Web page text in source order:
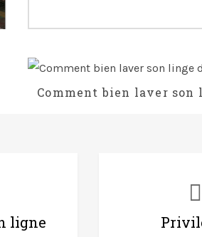
Comment bien laver son
ligne